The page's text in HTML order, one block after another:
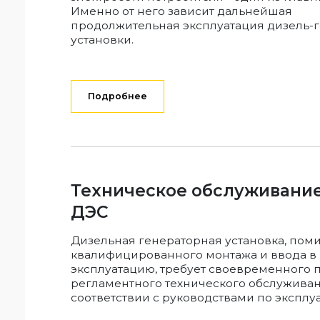
Именно от него зависит дальнейшая
продолжительная эксплуатация дизель-
установки.
Подробнее
Техническое
ДЭС
Дизельная генераторная установка,
квалифицированного монтажа и ввода в
эксплуатацию, требует своевременного
регламентного технического
соответствии с руководствами по